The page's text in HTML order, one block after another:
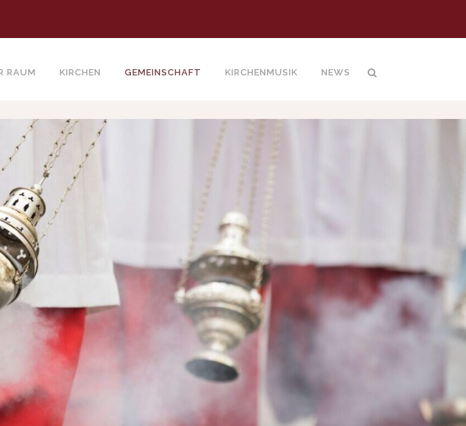
RAUM KIRCHEN GEMEINSCHAFT KIRCHENMUSIK NEWS